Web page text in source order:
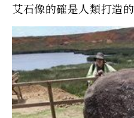
艾石像的確是人類打造的